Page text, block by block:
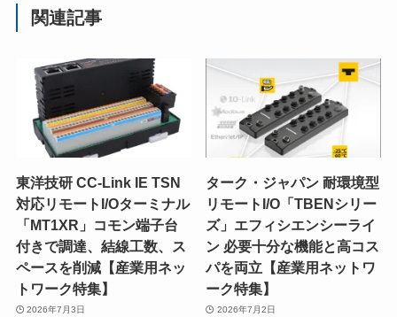
関連記事
東洋技研 CC-Link IE TSN
対応リモートI/Oターミナル
「MT1XR」コモン端子台
付きで調達、結線工数、ス
ペースを削減【産業用ネッ
トワーク特集】
2026年7月3日
ターク・ジャパン 耐環境型
リモートI/O「TBENシリー
ズ」エフィシエンシーライ
ン 必要十分な機能と高コス
パを両立【産業用ネットワ
ーク特集】
2026年7月2日